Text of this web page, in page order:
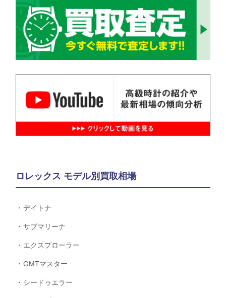
ロレックス モデル別買取相場
デイトナ
サブマリーナ
エクスプローラー
GMTマスター
シードゥエラー